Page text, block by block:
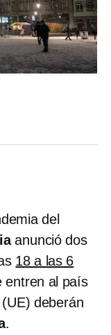
del
anunció dos
18 a las 6
entren al país
deberán
.